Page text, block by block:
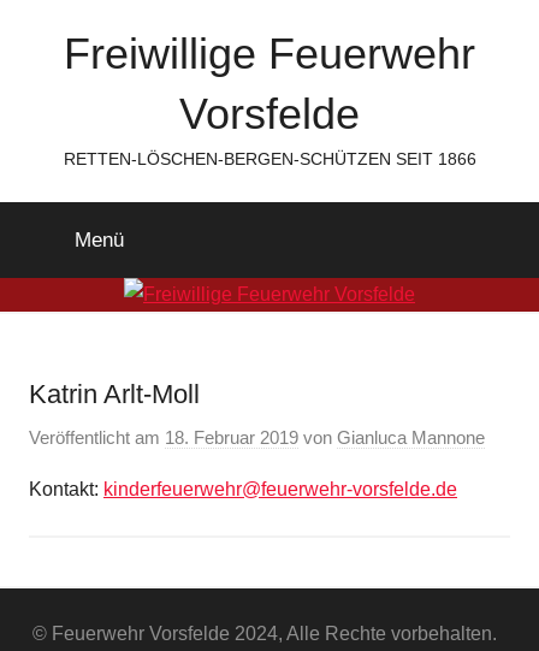
Freiwillige Feuerwehr
Vorsfelde
RETTEN-LÖSCHEN-BERGEN-SCHÜTZEN SEIT 1866
Menü
Katrin Arlt-Moll
Veröffentlicht am 18. Februar 2019 von Gianluca Mannone
Kontakt: kinderfeuerwehr@feuerwehr-vorsfelde.de
© Feuerwehr Vorsfelde 2024, Alle Rechte vorbehalten.